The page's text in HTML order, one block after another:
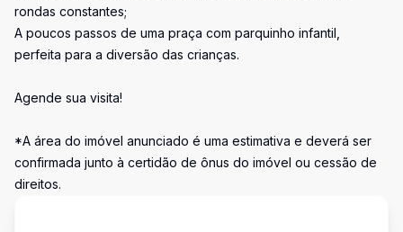
rondas constantes;
A poucos passos de uma praça com parquinho infantil,
perfeita para a diversão das crianças.
Agende sua visita!
*A área do imóvel anunciado é uma estimativa e deverá ser
confirmada junto à certidão de ônus do imóvel ou cessão de
direitos.